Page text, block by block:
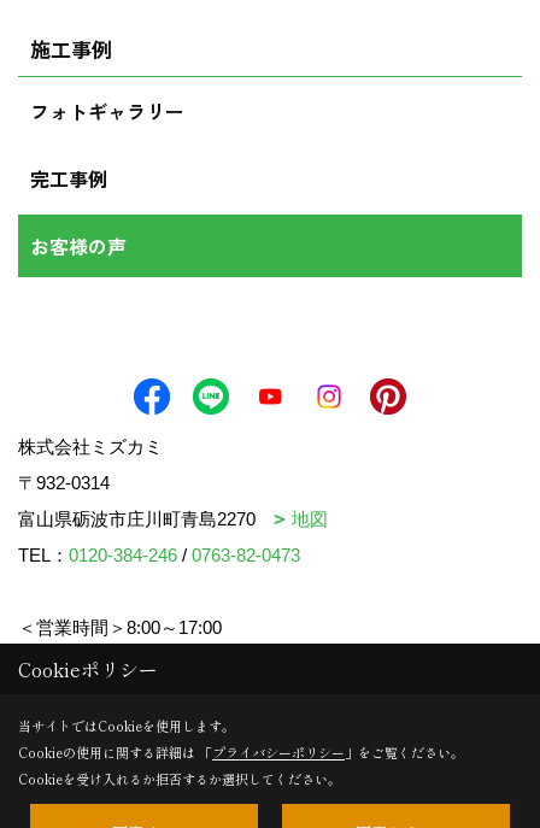
施工事例
フォトギャラリー
完工事例
お客様の声
株式会社ミズカミ
〒932-0314
富山県砺波市庄川町青島2270
地図
TEL： 0120-384-246 / 0763-82-0473
＜営業時間＞8:00～17:00
＜定休日＞水曜日・祝日
Copyright (c) mizukami. All Rights Reserved.
Cookieポリシー
当サイトではCookieを使用します。
Cookieの使用に関する詳細は 「プライバシーポリシー 」をご覧ください。
Cookieを受け入れるか拒否するか選択してください。